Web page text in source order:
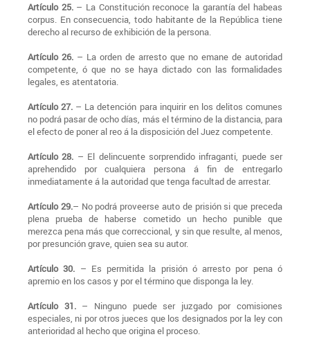
Artículo 25.– La Constitución reconoce la garantía del habeas
corpus. En consecuencia, todo habitante de la República tiene
derecho al recurso de exhibición de la persona.
Artículo 26. – La orden de arresto que no emane de autoridad
competente, ó que no se haya dictado con las formalidades
legales, es atentatoria.
Artículo 27. – La detención para inquirir en los delitos comunes
no podrá pasar de ocho días, más el término de la distancia, para
el efecto de poner al reo á la disposición del Juez competente.
Artículo 28. – El delincuente sorprendido infraganti, puede ser
aprehendido por cualquiera persona á fin de entregarlo
inmediatamente á la autoridad que tenga facultad de arrestar.
Artículo 29.– No podrá proveerse auto de prisión si que preceda
plena prueba de haberse cometido un hecho punible que
merezca pena más que correccional, y sin que resulte, al menos,
por presunción grave, quien sea su autor.
Artículo 30. – Es permitida la prisión ó arresto por pena ó
apremio en los casos y por el término que disponga la ley.
Artículo 31.– Ninguno puede ser juzgado por comisiones
especiales, ni por otros jueces que los designados por la ley con
anterioridad al hecho que origina el proceso.